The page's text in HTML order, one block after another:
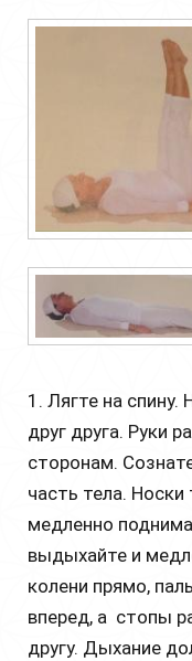
1. Лягте на
друг друга. Руки
сторонам.
часть тела. Носки
медленно
выдыхайте и
колени прямо,
вперед, а стопы
другу. Дыхание